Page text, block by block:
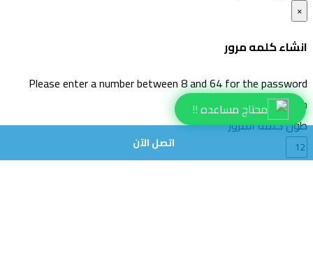
محتاج مساعده !!
اتصل الآن
×
انشاء كلمه مرور
Please enter a number between 8 and 64 for the password
length
طول كلمة المرور